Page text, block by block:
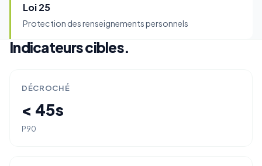
Loi 25
Protection des renseignements personnels
Indicateurs cibles.
DÉCROCHÉ
< 45s
P90